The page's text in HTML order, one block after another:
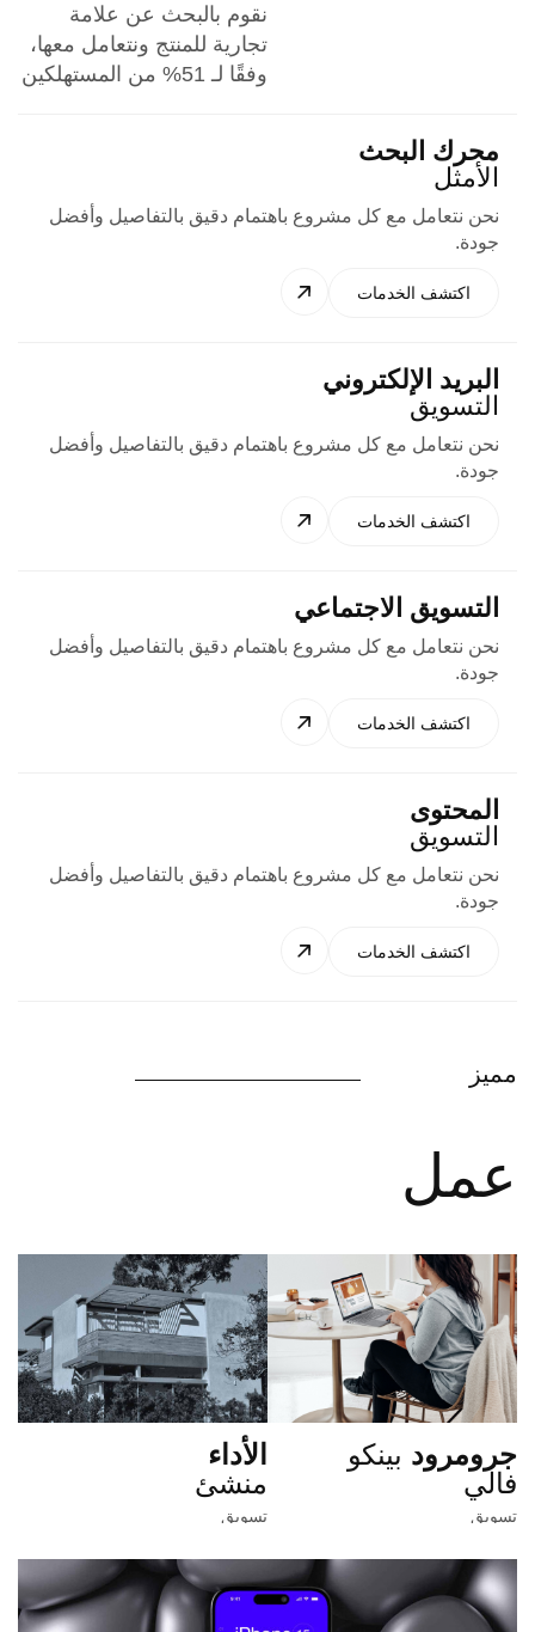
نقوم بالبحث عن علامة
تجارية للمنتج ونتعامل معها،
وفقًا لـ 51% من المستهلكين
محرك البحث
الأمثل
نحن نتعامل مع كل مشروع باهتمام دقيق بالتفاصيل وأفضل
جودة.
اكتشف الخدمات
البريد الإلكتروني
التسويق
نحن نتعامل مع كل مشروع باهتمام دقيق بالتفاصيل وأفضل
جودة.
اكتشف الخدمات
التسويق الاجتماعي
نحن نتعامل مع كل مشروع باهتمام دقيق بالتفاصيل وأفضل
جودة.
اكتشف الخدمات
المحتوى
التسويق
نحن نتعامل مع كل مشروع باهتمام دقيق بالتفاصيل وأفضل
جودة.
اكتشف الخدمات
مميز
عمل
جرومرود بينكو
فالي
تسويق
الأداء
منشئ
تسويق